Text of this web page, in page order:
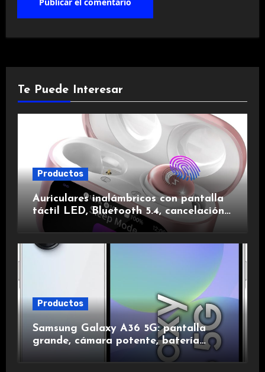
Te Puede Interesar
Productos
Auriculares inalámbricos con pantalla
táctil LED, Bluetooth 5.4, cancelación
de ruido, impermeables y de larga
duración.
Productos
Samsung Galaxy A36 5G: pantalla
grande, cámara potente, batería
duradera y carga rápida para una
experiencia premium.